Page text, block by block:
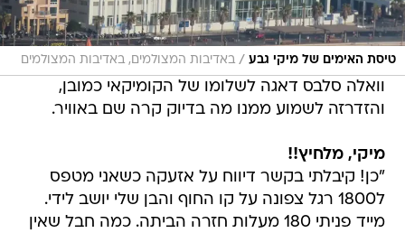
טיסת האימים של מיקי גבע / באדיבות המצולמים, באדיבות המצולמים
וואלה סלבס דאגה לשלומו של הקומיקאי כמובן,
והזדרזה לשמוע ממנו מה בדיוק קרה שם באוויר.
מיקי, מלחיץ!!
"כן! קיבלתי בקשר דיווח על אזעקה כשאני מטפס
ל1800 רגל צפונה על קו החוף והבן שלי יושב לידי.
מייד פניתי 180 מעלות חזרה הביתה. כמה חבל שאין